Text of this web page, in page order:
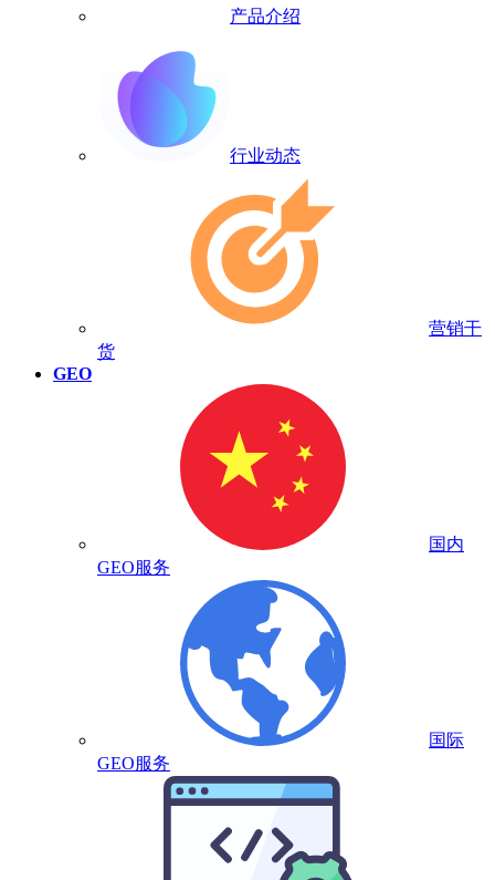
产品介绍
行业动态
营销干
货
GEO
国内
GEO服务
国际
GEO服务